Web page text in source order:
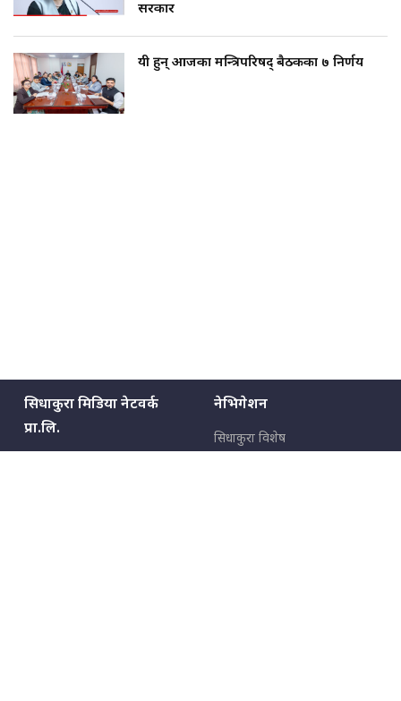
सरकार
यी हुन् आजका मन्त्रिपरिषद् बैठकका ७ निर्णय
सिधाकुरा मिडिया नेटवर्क
प्रा.लि.
नेभिगेशन
सिधाकुरा विशेष